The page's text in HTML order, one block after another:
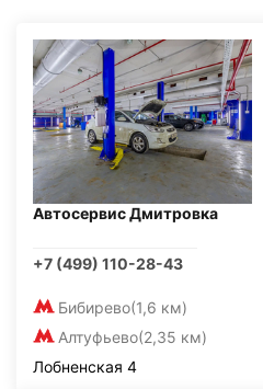
Автосервис Дмитровка
+7 (499) 110-28-43
Бибирево(1,6 км)
Алтуфьево(2,35 км)
Лобненская 4